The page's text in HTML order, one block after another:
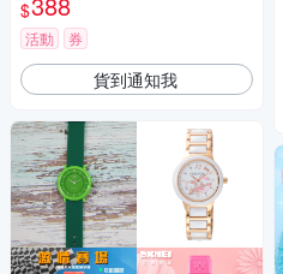
$
活動 券
貨到通知我